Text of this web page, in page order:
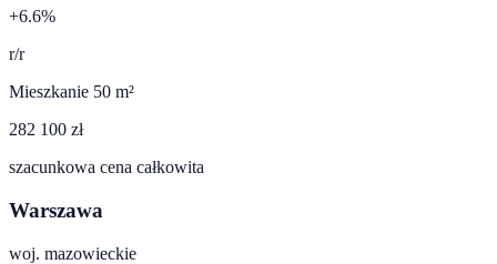
+6.6%
r/r
Mieszkanie 50 m²
282 100 zł
szacunkowa cena całkowita
Warszawa
woj. mazowieckie